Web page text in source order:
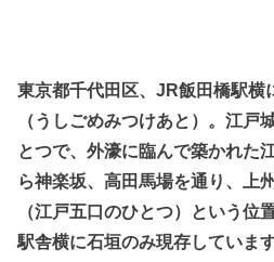
東京都千代田区、JR飯田橋駅横
（うしごめみつけあと）。江戸
とつで、外濠に臨んで築かれた
ら神楽坂、高田馬場を通り、上
（江戸五口のひとつ）という位
駅舎横に石垣のみ現存しています